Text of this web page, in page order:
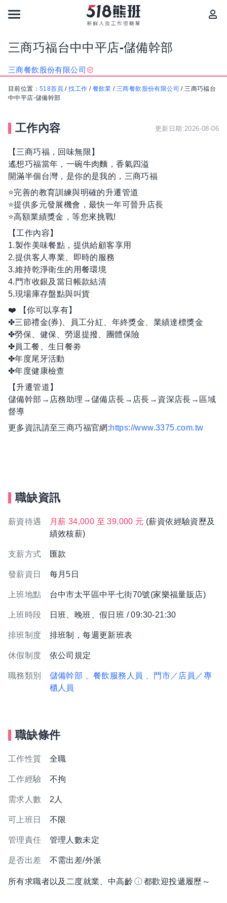
三商巧福台中中平店-儲備幹部
三商餐飲股份有限公司
目前位置： 518首頁 /找工作 / 餐飲業 /三商餐飲股份有限公司 /三商巧福台
中中平店-儲備幹部
工作內容 更新日期:2026-08-06
【三商巧福，回味無限】
遙想巧福當年，一碗牛肉麵，香氣四溢
開滿半個台灣，是你的是我的，三商巧福
⭐️完善的教育訓練與明確的升遷管道
⭐️提供多元發展機會，最快一年可晉升店長
⭐️高額業績獎金，等您來挑戰!
【工作內容】
1.製作美味餐點，提供給顧客享用
2.提供客人專業、即時的服務
3.維持乾淨衛生的用餐環境
4.門市收銀及當日帳款結清
5.現場庫存盤點與叫貨
❤️ 【你可以享有】
✤三節禮金(券)、員工分紅、年終獎金、業績達標獎金
✤勞保、健保、勞退提撥、團體保險
✤員工餐、生日餐劵
✤年度尾牙活動
✤年度健康檢查
【升遷管道】
儲備幹部→店務助理→儲備店長→店長→資深店長→區域
督導
更多資訊請至三商巧福官網:https://www.3375.com.tw
職缺資訊
薪資待遇 月薪 34,000 至 39,000 元 (薪資依經驗資歷及
績效核薪)
支薪方式 匯款
發薪資日 每月5日
上班地點 台中市太平區中平七街70號(家樂福量販店)
上班時段 日班、晚班、假日班 / 09:30-21:30
排班制度 排班制，每週更新班表
休假制度 依公司規定
職務類別 儲備幹部 、餐飲服務人員
、門市／店員／專
櫃人員
職缺條件
工作性質 全職
工作經驗 不拘
需求人數 2人
可上班日 不限
管理責任 管理人數未定
是否出差 不需出差/外派
所有求職者以及二度就業、中高齡 都歡迎投遞履歷～